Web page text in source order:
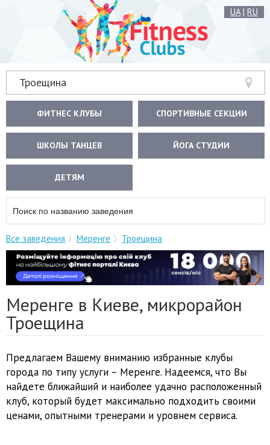
UA| RU
Троещина
ФИТНЕС КЛУБЫ СПОРТИВНЫЕ СЕКЦИИ
ШКОЛЫ ТАНЦЕВ ЙОГА СТУДИИ
ДЕТЯМ
Все заведения Меренге Троещина
Меренге в Киеве, микрорайон
Троещина
Предлагаем Вашему вниманию избранные клубы
города по типу услуги – Меренге. Надеемся, что Вы
найдете ближайший и наиболее удачно расположенный
клуб, который будет максимально подходить своими
ценами, опытными тренерами и уровнем сервиса.